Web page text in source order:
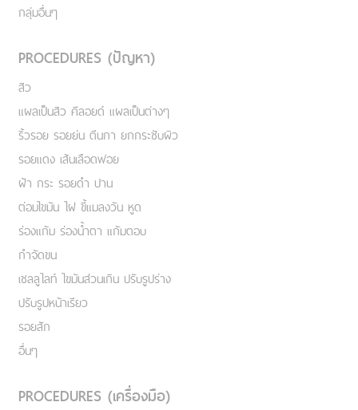
กลุ่มอื่นๆ
PROCEDURES (ปัญหา)
สิว
แผลเป็นสิว คีลอยด์ แผลเป็นต่างๆ
ริ้วรอย รอยย่น ตีนกา ยกกระชับผิว
รอยแดง เส้นเลือดฟอย
ฝ้า กระ รอยดำ ปาน
ต่อมไขมัน ไฝ ขี้แมลงวัน หูด
ร่องแก้ม ร่องน้ำตา แก้มตอบ
กำจัดขน
เชลลูไลท์ ไขมันส่วนเกิน ปรับรูปร่าง
ปรับรูปหน้าเรียว
รอยสัก
อื่นๆ
PROCEDURES (เครื่องมือ)